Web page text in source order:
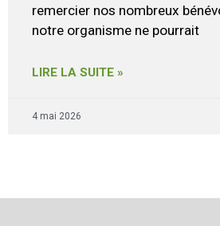
remercier nos nombreux
notre organisme ne pourrait
LIRE LA SUITE »
4 mai 2026